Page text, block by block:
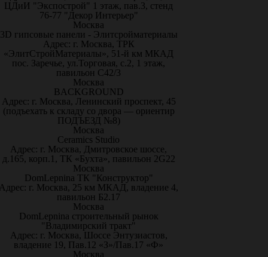
ЦДиИ "Экспострой" 1 этаж, пав.3, стенд
76-77 "Декор Интерьер"
Москва
3D гипсовые панели - Элитсройматериалы
Адрес: г. Москва, ТРК
«ЭлитСтройМатериалы», 51-й км МКАД
пос. Заречье, ул.Торговая, с.2, 1 этаж,
павильон С42/3
Москва
BACKGROUND
Адрес: г. Москва, Ленинский проспект, 45
(подъехать к складу со двора — ориентир
ПОДЪЕЗД №8)
Москва
Ceramics Studio
Адрес: г. Москва, Дмитровское шоссе,
д.165, корп.1, ТК «Бухта», павильон 2G22
Москва
DomLepnina ТК "Конструктор"
г. Москва, 25 км МКАД, владение 4,
павильон Б2.17
Москва
DomLepnina строительный рынок
"Владимирский тракт"
Адрес: г. Москва, Шоссе Энтузиастов,
владение 19, Пав.12 «З»/Пав.17 «Ф»
Москва